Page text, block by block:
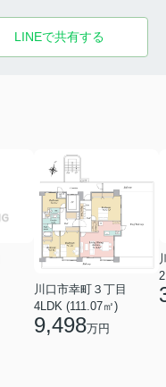
LINEで共有する
川口市幸町３丁目
4LDK (111.07㎡)
9,498万円